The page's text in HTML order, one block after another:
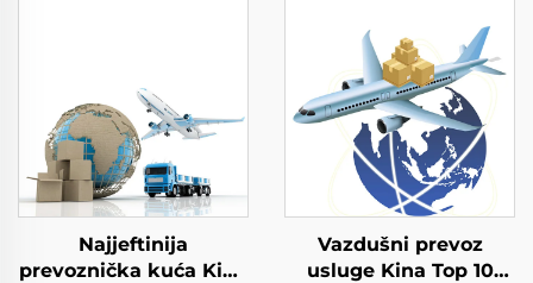
Najjeftinija
prevoznička kuća Kina
Vazdušni prevoz
usluge Kina Top 10